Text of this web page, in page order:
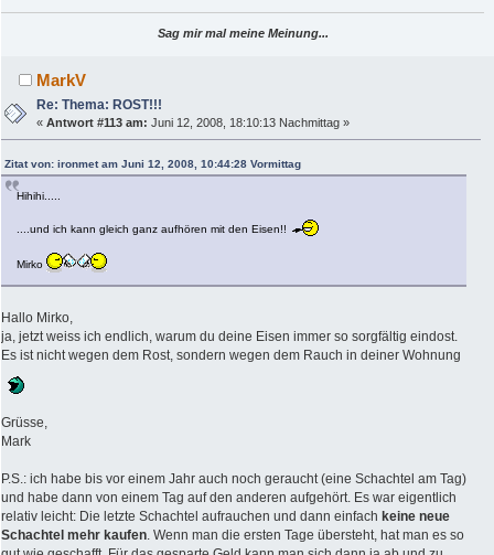
Sag mir mal meine Meinung...
MarkV
Re: Thema: ROST!!!
«Antwort #113 am: Juni 12, 2008, 18:10:13 Nachmittag »
Zitat von: ironmet am Juni 12, 2008, 10:44:28 Vormittag
Hihihi.....
....und ich kann gleich ganz aufhören mit den Eisen!!
Mirko
Hallo Mirko,
ja, jetzt weiss ich endlich, warum du deine Eisen immer so sorgfältig eindost.
Es ist nicht wegen dem Rost, sondern wegen dem Rauch in deiner Wohnung
Grüsse,
Mark
P.S.: ich habe bis vor einem Jahr auch noch geraucht (eine Schachtel am Tag)
und habe dann von einem Tag auf den anderen aufgehört. Es war eigentlich
relativ leicht: Die letzte Schachtel aufrauchen und dann einfach keine neue
Schachtel mehr kaufen. Wenn man die ersten Tage übersteht, hat man es so